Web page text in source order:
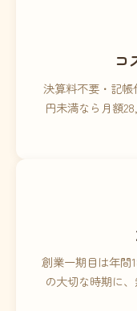
コ
決算料不要・記
円未満なら月額
創業一期目は年間
の大切な時期に